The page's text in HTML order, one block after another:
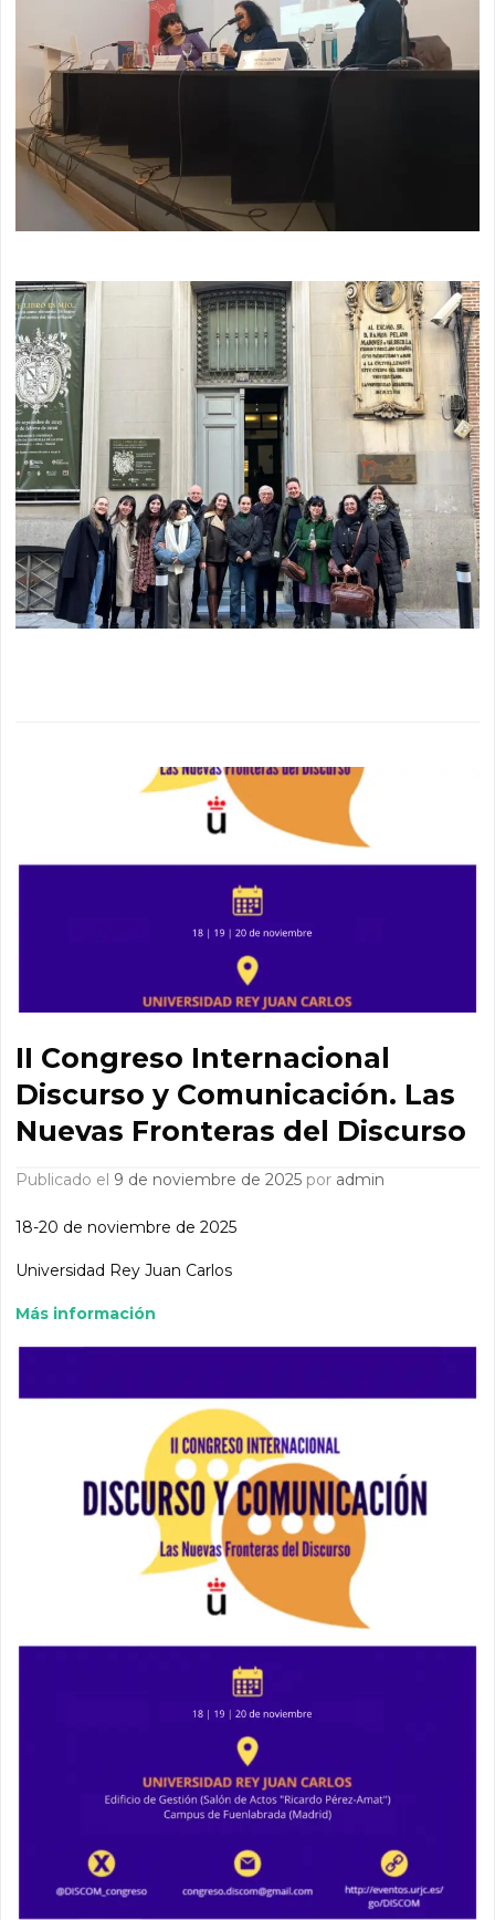
II Congreso Internacional
Discurso y Comunicación. Las
Nuevas Fronteras del Discurso
Publicado el 9 de noviembre de 2025 por admin
18-20 de noviembre de 2025
Universidad Rey Juan Carlos
Más información